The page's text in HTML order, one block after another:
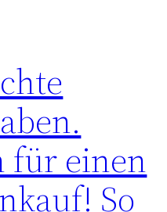
für einen
So